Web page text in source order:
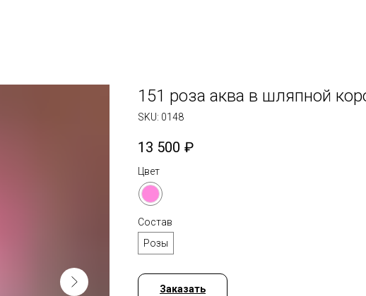
151 роза аква в шляпной
SKU: 0148
13 500 ₽
Цвет
Состав
Розы
Заказать